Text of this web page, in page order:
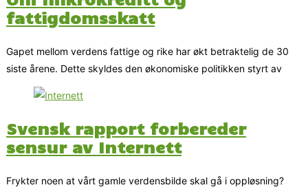
fattigdomsskatt
Gapet mellom verdens fattige og rike har økt betraktelig de 30
siste årene. Dette skyldes den økonomiske politikken styrt av
Svensk rapport forbereder
sensur av Internett
Frykter noen at vårt gamle verdensbilde skal gå i oppløsning?